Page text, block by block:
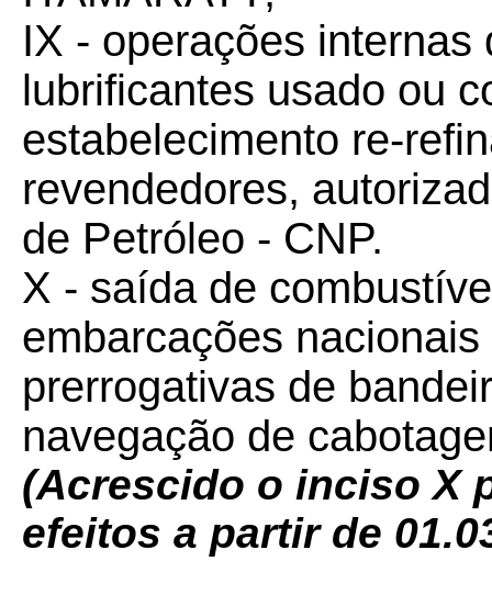
IX - operações internas
lubrificantes usado ou
estabelecimento re-
revendedores,
de Petróleo - CNP.
X - saída de
embarcações
prerrogativas de
navegação de
(Acrescido o inciso X
efeitos a partir de